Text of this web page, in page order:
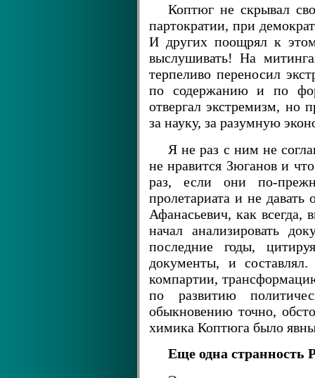
Коптюг не скрывал
партократии, при
И других поощрял к
выслушивать! На
терпеливо переносил
по содержанию и по
отвергал экстремизм, но
за науку, за разумную
Я не раз с ним не
не нравится Зюганов и
раз, если они по-
пролетариата и не
Афанасьевич, как
начал анализировать
последние годы,
документы, и
компартии,
по развитию
обыкновению точно,
химика Коптюга было
Еще одна странность